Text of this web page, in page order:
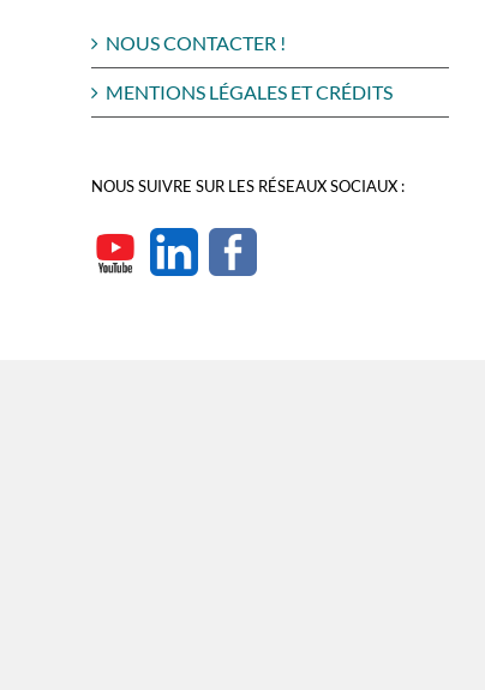
NOUS CONTACTER !
MENTIONS LÉGALES ET CRÉDITS
NOUS SUIVRE SUR LES RÉSEAUX SOCIAUX :